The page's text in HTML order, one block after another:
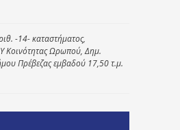
-14- καταστήματος,
Ωρωπού, Δημ.
Πρέβεζας εμβαδού 17,50 τ.μ.